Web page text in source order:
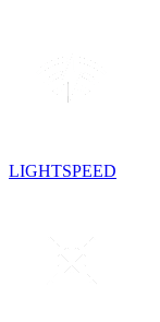
LIGHTSPEED